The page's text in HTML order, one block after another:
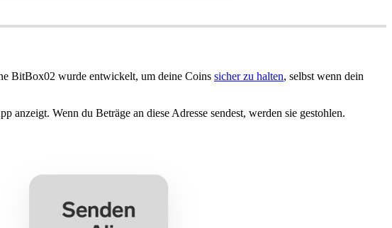
BitBox02 wurde entwickelt, um deine Coins sicher zu halten, selbst wenn dein
Wenn du Beträge an diese Adresse sendest, werden sie gestohlen.